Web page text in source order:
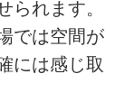
られます。
では空間が
には感じ取